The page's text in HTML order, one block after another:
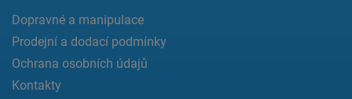
Dopravné a manipulace
Prodejní a dodací podmínky
Ochrana osobních údajů
Kontakty